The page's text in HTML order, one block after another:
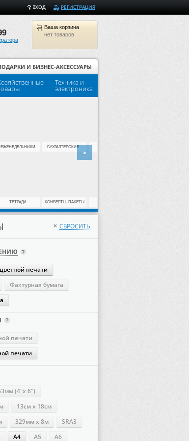
ВХОД РЕГИСТРАЦИЯ
Ваша корзина
нет товаров
И БИЗНЕС-АКСЕССУАРЫ
Техника и
электроника
ЕЖЕНЕДЕЛЬНИКИ БУХГАЛТЕРСКИЕ...
ТЕТРАДИ КОНВЕРТЫ, ПАКЕТЫ
>
× СБРОСИТЬ
печати
Фактурная бумага
печати
печати
(4"х 6")
13см х 18см
329мм х 8м
SRA3
А4 А5 А6